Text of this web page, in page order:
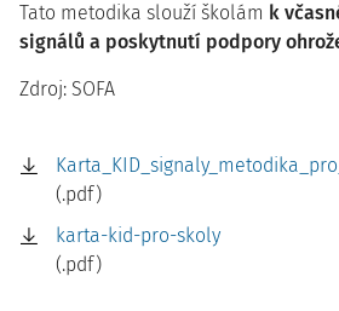
Tato metodika slouží školám k
signálů a poskytnutí podpory
Zdroj: SOFA
(.pdf)
karta-kid-pro-skoly
(.pdf)